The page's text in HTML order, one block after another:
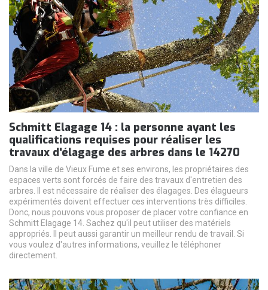
Schmitt Elagage 14 : la personne ayant les
qualifications requises pour réaliser les
travaux d'élagage des arbres dans le 14270
Dans la ville de Vieux Fume et ses environs, les propriétaires des
espaces verts sont forcés de faire des travaux d'entretien des
arbres. Il est nécessaire de réaliser des élagages. Des élagueurs
expérimentés doivent effectuer ces interventions très difficiles.
Donc, nous pouvons vous proposer de placer votre confiance en
Schmitt Elagage 14. Sachez qu'il peut utiliser des matériels
appropriés. Il peut aussi garantir un meilleur rendu de travail. Si
vous voulez d'autres informations, veuillez le téléphoner
directement.